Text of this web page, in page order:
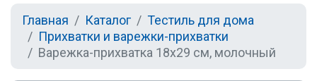
Главная Каталог
Тестиль для дома
Прихватки и варежки-прихватки
Варежка-прихватка 18х29 см, молочный